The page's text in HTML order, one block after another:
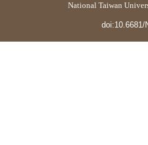
National Taiwan
doi:10.6681/